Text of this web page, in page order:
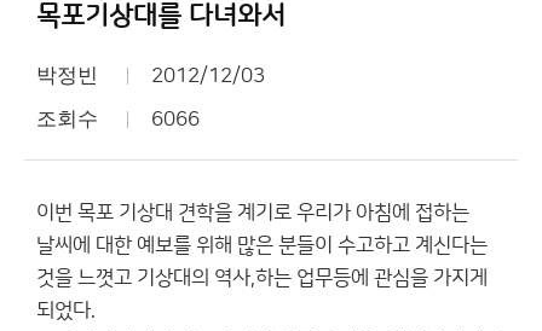
목포기상대를 다녀와서
박정빈 2012/12/03
조회수 6066
이번 목포 기상대 견학을 계기로 우리가 아침에 접하는
날씨에 대한 예보를 위해 많은 분들이 수고하고 계신다는
것을 느꼇고 기상대의 역사,하는 업무등에 관심을 가지게
되었다.